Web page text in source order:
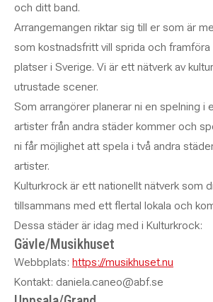
och ditt band.
Arrangemangen riktar sig till er som är
som kostnadsfritt vill sprida och framföra
platser i Sverige. Vi är ett nätverk av
utrustade scener.
Som arrangörer planerar ni en spelning i
artister från andra städer kommer och
ni får möjlighet att spela i två andra
artister.
Kulturkrock är ett nationellt nätverk som
tillsammans med ett flertal lokala och
Dessa städer är idag med i Kulturkrock:
Gävle/Musikhuset
Webbplats: https://musikhuset.nu
Kontakt: daniela.caneo@abf.se